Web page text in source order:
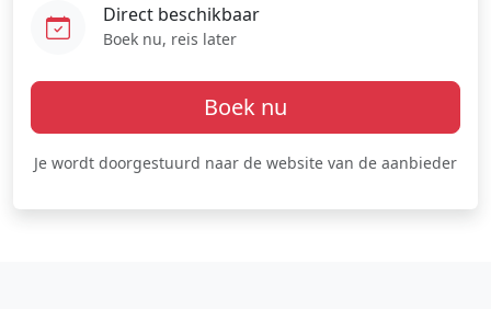
Direct beschikbaar
Boek nu, reis later
Boek nu
Je wordt doorgestuurd naar de website van de aanbieder